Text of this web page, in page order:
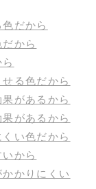
だから
から
る色だから
があるから
があるから
い色だから
から
かりにくい